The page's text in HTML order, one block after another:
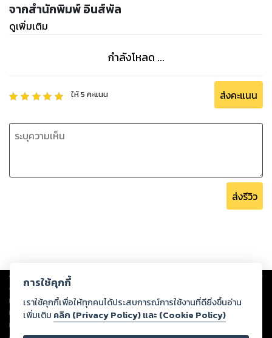
จากสำนักพิมพ์ อินส์พัล
ดูเพิ่มเติม
กำลังโหลด ...
ให้5 คะแนน ส่งคะแนน
ส่งรีวิว
Copyright © 2026
ต่อผลงานหรือเนื้อหาใดที่อัปโหลดผ่านเว็บไซต์และปรากฏว่าละเมิดสิทธิใน
ทรัพย์สินทางปัญญาของบุคคลอื่นหรือขัดต่อกฎหมายและศีลธรรม ดังนั้น ผู้อ่าน
ทุกท่านโปรดใช้วิจารณญาณในการกลั่นกรองด้วยตนเอง และหากท่านพบว่าส่วน
หนึ่งส่วนใดขัดต่อกฎหมายและศีลธรรม กรุณาแจ้งมายังบริษัท เพื่อทีมงานจะได้
การใช้คุกกี้
เราใช้คุกกี้เพื่อให้ทุกคนได้ประสบการณ์การใช้งานที่ดียิ่งขึ้นอ่าน
เพิ่มเติม คลิก (Privacy Policy) และ (Cookie Policy)